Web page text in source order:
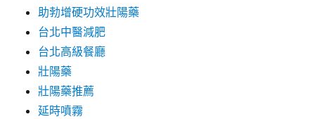
助勃增硬功效壯陽藥
台北中醫減肥
台北高級餐廳
壯陽藥
壯陽藥推薦
延時噴霧